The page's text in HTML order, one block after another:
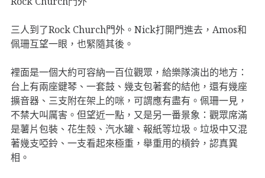
三人到了Rock Church門外。Nick打開門進去，Amos和
佩珊互望一眼，也緊隨其後。
裡面是一個大約可容納一百位觀眾，給樂隊演出的地方：
台上有兩座鍵琴、一套鼓、幾支包著套的結他，還有幾座
擴音器、三支附在架上的咪，可謂應有盡有。佩珊一見，
不禁大叫厲害。但望近一點，又是另一番景象：觀眾席滿
是薯片包裝、花生殼、汽水罐、報紙等垃圾。垃圾中又混
著幾支啞鈴、一支看起來極重，舉重用的槓鈴，認真異
相。